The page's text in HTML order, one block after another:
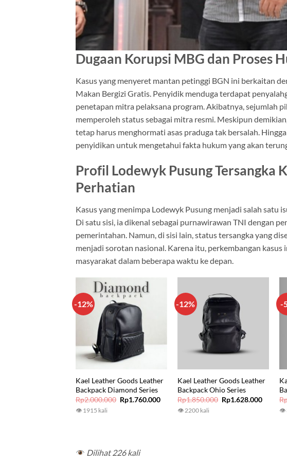
Dugaan Korupsi MBG dan Proses
Kasus yang menyeret mantan petinggi BGN ini berkaitan
Makan Bergizi Gratis. Penyidik menduga terdapat
penetapan mitra pelaksana program. Akibatnya, sejumlah
memperoleh status sebagai mitra resmi. Meskipun
tetap harus menghormati asas praduga tak bersalah.
penyidikan untuk mengetahui fakta hukum yang akan
Profil Lodewyk Pusung Tersangka
Perhatian
Kasus yang menimpa Lodewyk Pusung menjadi salah satu
Di satu sisi, ia dikenal sebagai purnawirawan TNI dengan
pemerintahan. Namun, di sisi lain, status tersangka yang
menjadi sorotan nasional. Karena itu, perkembangan
masyarakat dalam beberapa waktu ke depan.
-12%
Kael Leather Goods Leather
Backpack Diamond Series
Rp2.000.000 Original
price
Rp1.760.000Current
👁 1915 kali
-12%
Kael Leather Goods Leather
Backpack Ohio Series
Rp1.850.000 Original
price
Rp1.628.000
👁 2200 kali
-
👁
Dilihat 226 kali